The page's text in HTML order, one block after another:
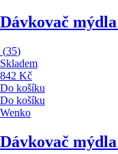
Dávkovač
(35)
Skladem
842 Kč
Do košíku
Do košíku
Wenko
Dávkovač